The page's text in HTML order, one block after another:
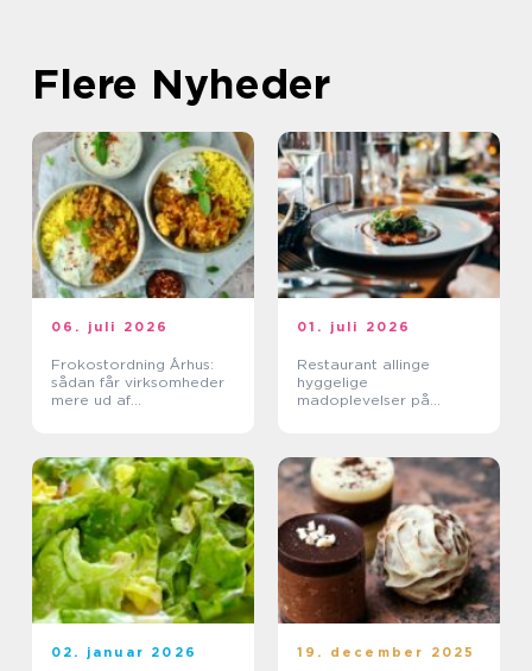
Flere Nyheder
06. juli 2026
Frokostordning Århus:
sådan får virksomheder
mere ud af
01. juli 2026
Restaurant allinge
hyggelige
madoplevelser på
02. januar 2026 19. december 2025